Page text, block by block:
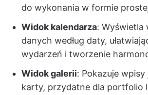
do wykonania w formie
Widok kalendarza: Wyświetla
danych według daty,
wydarzeń i tworzenie
Widok galerii: Pokazuje
karty, przydatne dla portfolio